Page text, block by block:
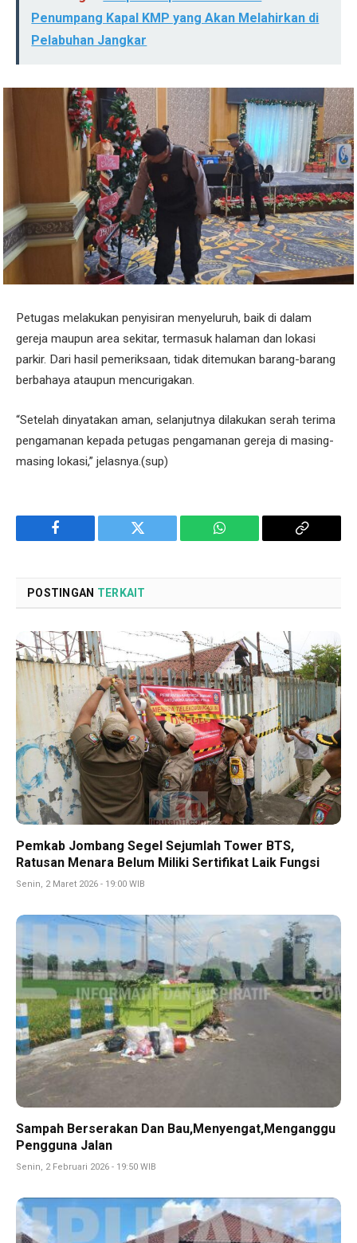
Penumpang Kapal KMP yang Akan Melahirkan di
Pelabuhan Jangkar
Petugas melakukan penyisiran menyeluruh, baik di dalam
gereja maupun area sekitar, termasuk halaman dan lokasi
parkir. Dari hasil pemeriksaan, tidak ditemukan barang-barang
berbahaya ataupun mencurigakan.
“Setelah dinyatakan aman, selanjutnya dilakukan serah terima
pengamanan kepada petugas pengamanan gereja di masing-
masing lokasi,” jelasnya.(sup)
Facebook Twitter WhatsApp
Copy
POSTINGAN TERKAIT
Pemkab Jombang Segel Sejumlah Tower BTS,
Ratusan Menara Belum Miliki Sertifikat Laik Fungsi
Senin, 2 Maret 2026 - 19:00 WIB
Sampah Berserakan Dan Bau,Menyengat,Menganggu
Pengguna Jalan
Senin, 2 Februari 2026 - 19:50 WIB